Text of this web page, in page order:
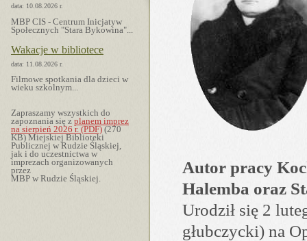
data: 10.08.2026 r.
MBP CIS - Centrum Inicjatyw
Społecznych "Stara Bykowina"...
Wakacje w bibliotece
data: 11.08.2026 r.
Filmowe spotkania dla dzieci w
wieku szkolnym...
Zapraszamy wszystkich do
zapoznania się z planem imprez
na sierpień 2026 r. (PDF) (270
KB) Miejskiej Biblioteki
Publicznej w Rudzie Śląskiej,
jak i do u­cze­stni­ctwa w
imprezach or­ga­ni­zo­wa­nych
przez
MBP w Rudzie Śląskiej.
Autor pracy
Halemba oraz
Urodził się 2
głubczycki) na